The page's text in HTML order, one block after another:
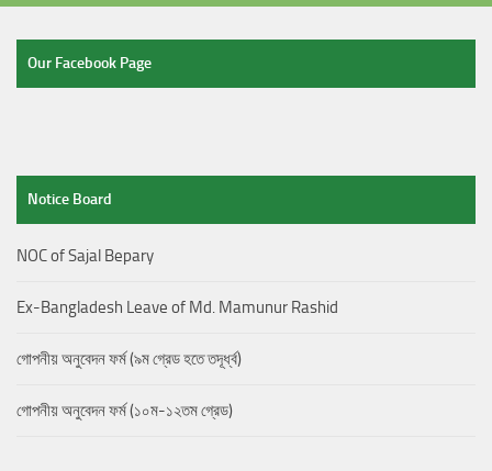
Our Facebook Page
Notice Board
NOC of Sajal Bepary
Ex-Bangladesh Leave of Md. Mamunur Rashid
গোপনীয় অনুবেদন ফর্ম (৯ম গ্রেড হতে তদূর্ধ্ব)
গোপনীয় অনুবেদন ফর্ম (১০ম-১২তম গ্রেড)